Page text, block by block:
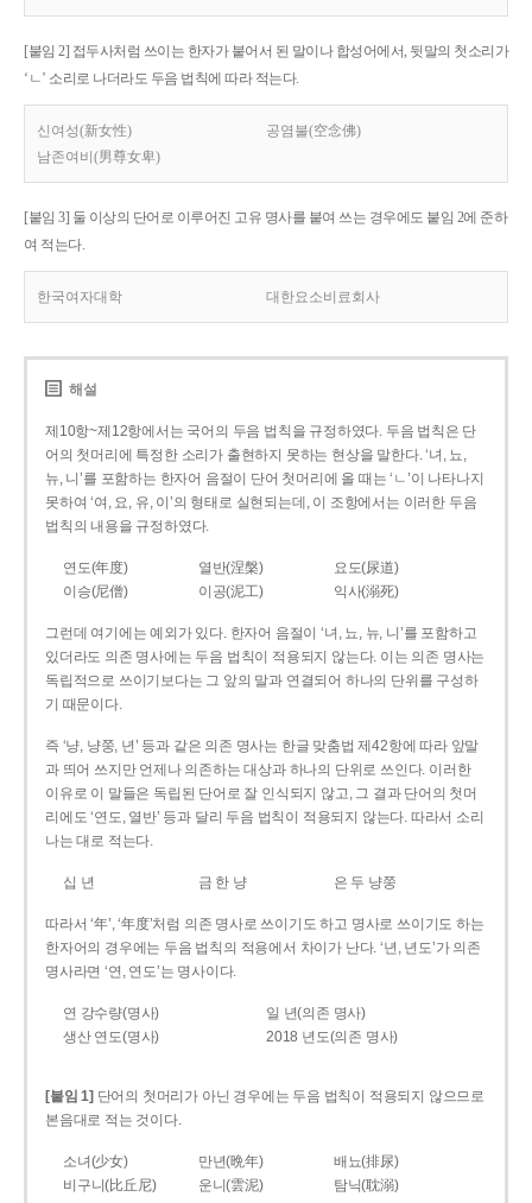
[붙임 2] 접두사처럼 쓰이는 한자가 붙어서 된 말이나 합성어에서, 뒷말의 첫소리가
‘ㄴ’ 소리로 나더라도 두음 법칙에 따라 적는다.
신여성(新女性)
공염불(空念佛)
남존여비(男尊女卑)
[붙임 3] 둘 이상의 단어로 이루어진 고유 명사를 붙여 쓰는 경우에도 붙임 2에 준하
여 적는다.
한국여자대학 대한요소비료회사
해설
제10항~제12항에서는 국어의 두음 법칙을 규정하였다. 두음 법칙은 단
어의 첫머리에 특정한 소리가 출현하지 못하는 현상을 말한다. ‘녀, 뇨,
뉴, 니’를 포함하는 한자어 음절이 단어 첫머리에 올 때는 ‘ㄴ’이 나타나지
못하여 ‘여, 요, 유, 이’의 형태로 실현되는데, 이 조항에서는 이러한 두음
법칙의 내용을 규정하였다.
연도(年度) 열반(涅槃)
요도(尿道)
이승(尼僧)
이공(泥工) 익사(溺死)
그런데 여기에는 예외가 있다. 한자어 음절이 ‘녀, 뇨, 뉴, 니’를 포함하고
있더라도 의존 명사에는 두음 법칙이 적용되지 않는다. 이는 의존 명사는
독립적으로 쓰이기보다는 그 앞의 말과 연결되어 하나의 단위를 구성하
기 때문이다.
즉 ‘냥, 냥쭝, 년’ 등과 같은 의존 명사는 한글 맞춤법 제42항에 따라 앞말
과 띄어 쓰지만 언제나 의존하는 대상과 하나의 단위로 쓰인다. 이러한
이유로 이 말들은 독립된 단어로 잘 인식되지 않고, 그 결과 단어의 첫머
리에도 ‘연도, 열반’ 등과 달리 두음 법칙이 적용되지 않는다. 따라서 소리
나는 대로 적는다.
십 년 금 한 냥 은 두 냥쭝
따라서 ‘年’, ‘年度’처럼 의존 명사로 쓰이기도 하고 명사로 쓰이기도 하는
한자어의 경우에는 두음 법칙의 적용에서 차이가 난다. ‘년, 년도’가 의존
명사라면 ‘연, 연도’는 명사이다.
연 강수량(명사)
일 년(의존 명사)
생산 연도(명사)
2018 년도(의존 명사)
[붙임 1] 단어의 첫머리가 아닌 경우에는 두음 법칙이 적용되지 않으므로
본음대로 적는 것이다.
소녀(少女) 만년(晩年)
배뇨(排尿)
비구니(比丘尼)
운니(雲泥) 탐닉(耽溺)